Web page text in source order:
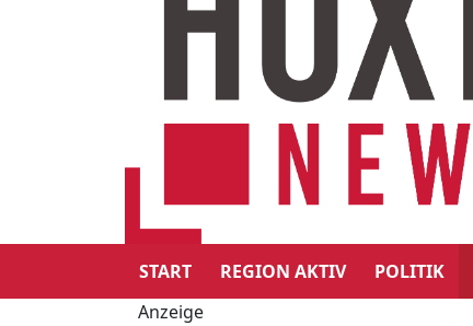
START REGION AKTIV POLITIK
Anzeige